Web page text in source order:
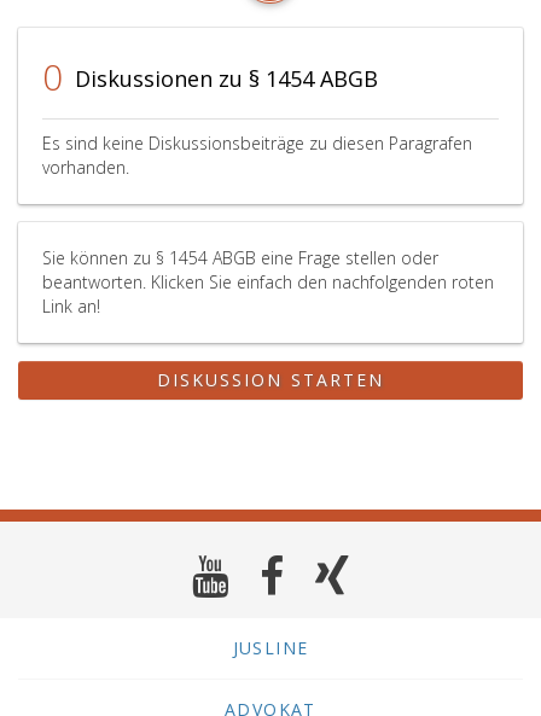
(Paragraphen
1472
und
folgenden
Beschränkungen
gestattet.
0 Diskussionen zu § 1454 ABGB
Es sind keine Diskussionsbeiträge zu diesen Paragrafen
vorhanden.
Sie können zu § 1454 ABGB eine Frage stellen oder
beantworten. Klicken Sie einfach den nachfolgenden roten
Link an!
DISKUSSION STARTEN
JUSLINE
ADVOKAT